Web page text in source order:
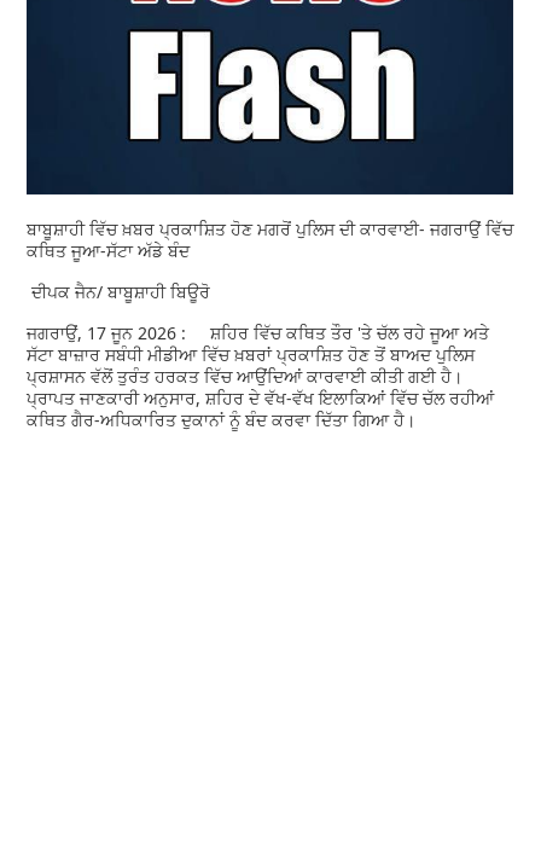
ਬਾਬੂਸ਼ਾਹੀ ਵਿੱਚ ਖ਼ਬਰ ਪ੍ਰਕਾਸ਼ਿਤ ਹੋਣ ਮਗਰੋਂ ਪੁਲਿਸ ਦੀ ਕਾਰਵਾਈ- ਜਗਰਾਉਂ ਵਿੱਚ
ਕਥਿਤ ਜੂਆ-ਸੱਟਾ ਅੱਡੇ ਬੰਦ
ਦੀਪਕ ਜੈਨ/ ਬਾਬੂਸ਼ਾਹੀ ਬਿਊਰੋ
ਜਗਰਾਉਂ, 17 ਜੂਨ 2026 : ਸ਼ਹਿਰ ਵਿੱਚ ਕਥਿਤ ਤੌਰ 'ਤੇ ਚੱਲ ਰਹੇ ਜੂਆ ਅਤੇ
ਸੱਟਾ ਬਾਜ਼ਾਰ ਸਬੰਧੀ ਮੀਡੀਆ ਵਿੱਚ ਖ਼ਬਰਾਂ ਪ੍ਰਕਾਸ਼ਿਤ ਹੋਣ ਤੋਂ ਬਾਅਦ ਪੁਲਿਸ
ਪ੍ਰਸ਼ਾਸਨ ਵੱਲੋਂ ਤੁਰੰਤ ਹਰਕਤ ਵਿੱਚ ਆਉਂਦਿਆਂ ਕਾਰਵਾਈ ਕੀਤੀ ਗਈ ਹੈ।
ਪ੍ਰਾਪਤ ਜਾਣਕਾਰੀ ਅਨੁਸਾਰ, ਸ਼ਹਿਰ ਦੇ ਵੱਖ-ਵੱਖ ਇਲਾਕਿਆਂ ਵਿੱਚ ਚੱਲ ਰਹੀਆਂ
ਕਥਿਤ ਗੈਰ-ਅਧਿਕਾਰਿਤ ਦੁਕਾਨਾਂ ਨੂੰ ਬੰਦ ਕਰਵਾ ਦਿੱਤਾ ਗਿਆ ਹੈ।